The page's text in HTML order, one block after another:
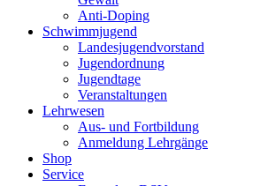
Anti-Doping
Schwimmjugend
Landesjugendvorstand
Jugendordnung
Jugendtage
Veranstaltungen
Lehrwesen
Aus- und Fortbildung
Anmeldung Lehrgänge
Shop
Service